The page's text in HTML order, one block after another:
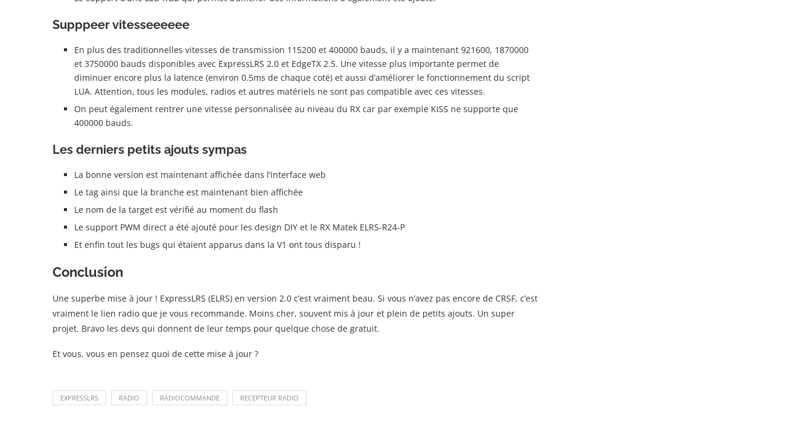
Supppeer vitesseeeeee
En plus des traditionnelles vitesses de transmission 115200 et 400000 bauds, il y a maintenant 921600, 1870000
et 3750000 bauds disponibles avec ExpressLRS 2.0 et EdgeTX 2.5. Une vitesse plus importante permet de
diminuer encore plus la latence (environ 0.5ms de chaque coté) et aussi d’améliorer le fonctionnement du script
LUA. Attention, tous les modules, radios et autres matériels ne sont pas compatible avec ces vitesses.
On peut également rentrer une vitesse personnalisée au niveau du RX car par exemple KISS ne supporte que
400000 bauds.
Les derniers petits ajouts sympas
La bonne version est maintenant affichée dans l’interface web
Le tag ainsi que la branche est maintenant bien affichée
Le nom de la target est vérifié au moment du flash
Le support PWM direct a été ajouté pour les design DIY et le RX Matek ELRS-R24-P
Et enfin tout les bugs qui étaient apparus dans la V1 ont tous disparu !
Conclusion
Une superbe mise à jour ! ExpressLRS (ELRS) en version 2.0 c’est vraiment beau. Si vous n’avez pas encore de CRSF, c’est
vraiment le lien radio que je vous recommande. Moins cher, souvent mis à jour et plein de petits ajouts. Un super
projet. Bravo les devs qui donnent de leur temps pour quelque chose de gratuit.
Et vous, vous en pensez quoi de cette mise à jour ?
EXPRESSLRS RADIO RADIOCOMMANDE RECEPTEUR RADIO